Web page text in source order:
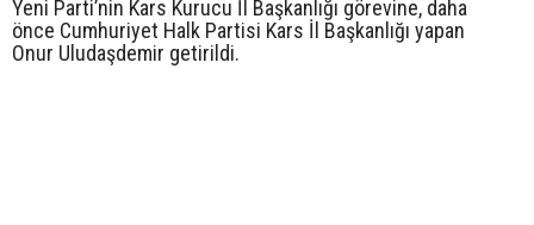
Yeni Parti’nin Kars Kurucu İl Başkanlığı görevine, daha
önce Cumhuriyet Halk Partisi Kars İl Başkanlığı yapan
Onur Uludaşdemir getirildi.